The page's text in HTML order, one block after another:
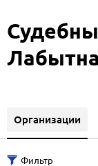
Организации